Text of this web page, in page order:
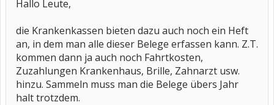
Hallo Leute,
die Krankenkassen bieten dazu auch noch ein Heft
an, in dem man alle dieser Belege erfassen kann. Z.T.
kommen dann ja auch noch Fahrtkosten,
Zuzahlungen Krankenhaus, Brille, Zahnarzt usw.
hinzu. Sammeln muss man die Belege übers Jahr
halt trotzdem.